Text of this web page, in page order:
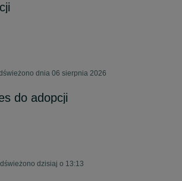
dnia 06 sierpnia 2026
do adopcji
dzisiaj o 13:13